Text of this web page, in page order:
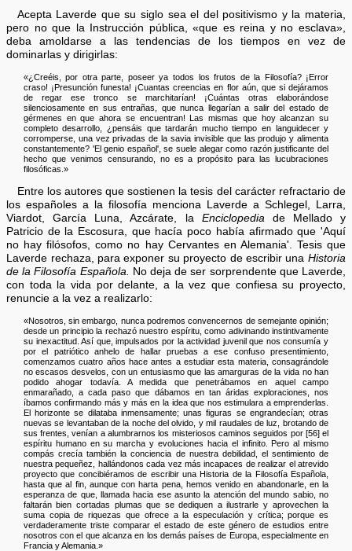
Acepta Laverde que su siglo sea el del positivismo y la materia,
pero no que la Instrucción pública, «que es reina y no esclava»,
deba amoldarse a las tendencias de los tiempos en vez de
dominarlas y dirigirlas:
«¿Creéis, por otra parte, poseer ya todos los frutos de la Filosofía? ¡Error
craso! ¡Presunción funesta! ¡Cuantas creencias en flor aún, que si dejáramos
de regar ese tronco se marchitarían! ¡Cuántas otras elaborándose
silenciosamente en sus entrañas, que nunca llegarían a salir del estado de
gérmenes en que ahora se encuentran! Las mismas que hoy alcanzan su
completo desarrollo, ¿pensáis que tardarán mucho tiempo en languidecer y
corromperse, una vez privadas de la savia invisible que las produjo y alimenta
constantemente? 'El genio español', se suele alegar como razón justificante del
hecho que venimos censurando, no es a propósito para las lucubraciones
filosóficas.»
Entre los autores que sostienen la tesis del carácter refractario de
los españoles a la filosofía menciona Laverde a Schlegel, Larra,
Viardot, García Luna, Azcárate, la Enciclopediade Mellado y
Patricio de la Escosura, que hacía poco había afirmado que 'Aquí
no hay filósofos, como no hay Cervantes en Alemania'. Tesis que
Laverde rechaza, para exponer su proyecto de escribir una Historia
de la Filosofía Española. No deja de ser sorprendente que Laverde,
con toda la vida por delante, a la vez que confiesa su proyecto,
renuncie a la vez a realizarlo:
«Nosotros, sin embargo, nunca podremos convencernos de semejante opinión;
desde un principio la rechazó nuestro espíritu, como adivinando instintivamente
su inexactitud. Así que, impulsados por la actividad juvenil que nos consumía y
por el patriótico anhelo de hallar pruebas a ese confuso presentimiento,
comenzamos cuatro años hace antes a estudiar esta materia, consagrándole
no escasos desvelos, con un entusiasmo que las amarguras de la vida no han
podido ahogar todavía. A medida que penetrábamos en aquel campo
enmarañado, a cada paso que dábamos en tan áridas exploraciones, nos
íbamos confirmando más y más en la idea que nos estimulara a emprenderlas.
El horizonte se dilataba inmensamente; unas figuras se engrandecían; otras
nuevas se levantaban de la noche del olvido, y mil raudales de luz, brotando de
sus frentes, venían a alumbrarnos los misteriosos caminos seguidos por [56] el
espíritu humano en su marcha y evoluciones hacia el infinito. Pero al mismo
compás crecía también la conciencia de nuestra debilidad, el sentimiento de
nuestra pequeñez, hallándonos cada vez más incapaces de realizar el atrevido
proyecto que concibiéramos de escribir una Historia de la Filosofía Española,
hasta que al fin, aunque con harta pena, hemos venido en abandonarle, en la
esperanza de que, llamada hacia ese asunto la atención del mundo sabio, no
faltarán bien cortadas plumas que se dediquen a ilustrarle y aprovechen la
suma copia de riquezas que ofrece a la especulación y crítica; porque es
verdaderamente triste comparar el estado de este género de estudios entre
nosotros con el que alcanza en los demás países de Europa, especialmente en
Francia y Alemania.»